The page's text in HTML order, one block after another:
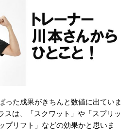
った成果がきちんと数値に出ていま
スは、「スクワット」や「スプリッ
プリフト」などの効果かと思いま